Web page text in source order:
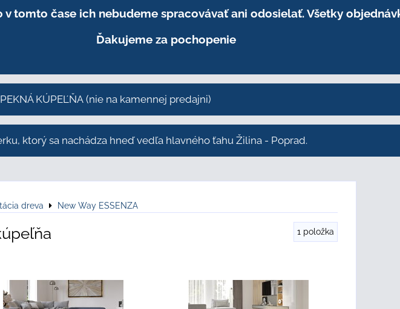
tomto čase ich nebudeme spracovávať ani odosielať. Všetky
Ďakujeme za pochopenie
KÚPEĽŇA (nie na kamennej predajni)
ktorý sa nachádza hneď vedľa hlavného ťahu Žilina - Poprad.
dreva New Way ESSENZA
1 položka